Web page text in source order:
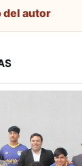
del autor